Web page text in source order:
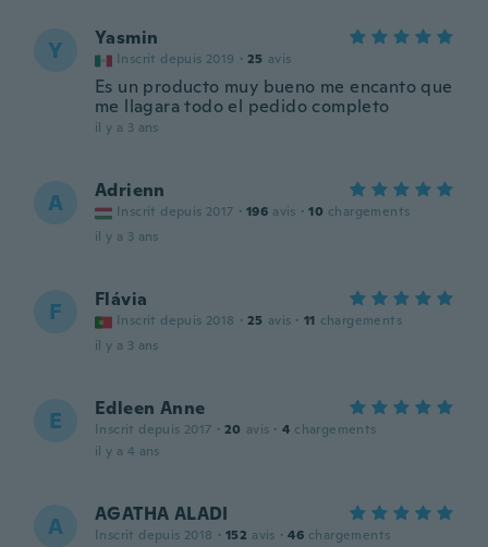
Y Yasmin
Inscrit depuis 2019 · 25 avis
Es un producto muy bueno me encanto que
me llagara todo el pedido completo
il y a 3 ans
A Adrienn
Inscrit depuis 2017 · 196 avis · 10 chargements
il y a 3 ans
F Flávia
Inscrit depuis 2018 · 25 avis · 11 chargements
il y a 3 ans
E Edleen Anne
Inscrit depuis 2017 · 20 avis · 4 chargements
il y a 4 ans
A AGATHA ALADI
Inscrit depuis 2018 · 152 avis · 46 chargements